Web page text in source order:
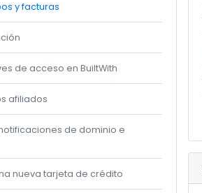
y facturas
de acceso en BuiltWith
afiliados
de dominio e
nueva tarjeta de crédito